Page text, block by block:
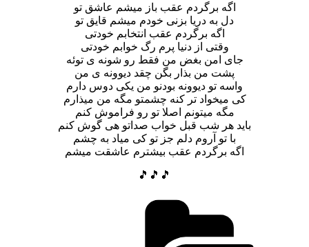
اگه برگردم عقب باز میشم عاشق تو
دل به دریا بزنی خودم میشم قایق تو
اگه برگردم عقب انتخابم خودتی
وقتی از دنیا پرم رگ خوابم خودتی
جای امن بغض من فقط رو شونه ی توئه
پشت من بذار بگن چقد دیوونه ی من
واسه تو دیوونه بودنو من یکی دوس دارم
کی میخواد تر کنه چشمتو مگه من میذارم
مگه میتونم اصلا تو رو فراموش کنم
باید هر شب قبل خواب صداتو هی گوش کنم
با تو آروم دلم جز تو کی میاد به چشم
اگه برگردم عقب بیشترم عاشقت میشم
🎵🎵🎵